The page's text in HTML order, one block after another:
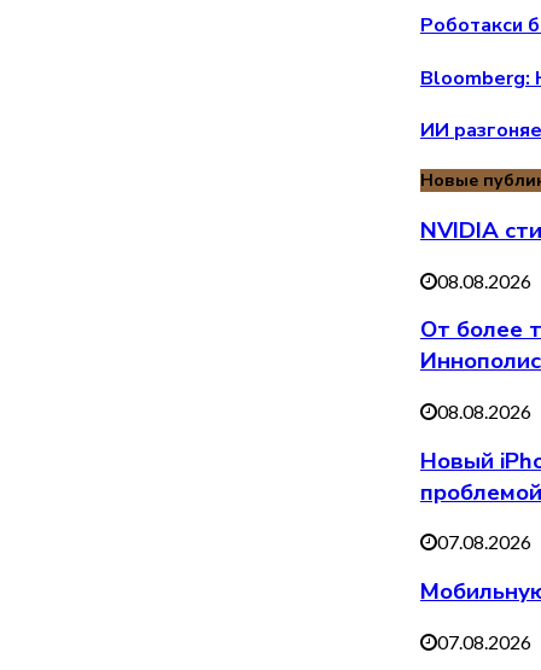
Роботакси
Bloomberg:
ИИ
Новые
NVIDIA
08.08.2026
От более
08.08.2026
Новый
проблемой
07.08.2026
07.08.2026